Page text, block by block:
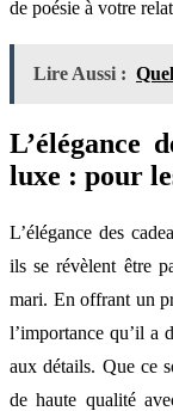
de poésie à votre
Lire Aussi :
L’élégance
luxe : pour
L’élégance des
ils se révèlent être
mari. En offrant un
l’importance qu’il a
aux détails. Que ce
de haute qualité